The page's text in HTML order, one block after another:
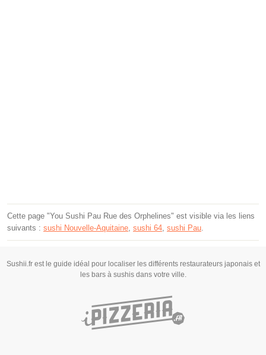
Cette page "You Sushi Pau Rue des Orphelines" est visible via les liens
suivants : sushi Nouvelle-Aquitaine sushi 64 sushi Pau
Sushii.fr est le guide idéal pour localiser les différents restaurateurs japonais et
les bars à sushis dans votre ville.